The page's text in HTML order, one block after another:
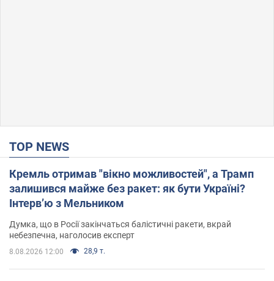
TOP NEWS
Кремль отримав "вікно можливостей", а Трамп
залишився майже без ракет: як бути Україні?
Інтерв’ю з Мельником
Думка, що в Росії закінчаться балістичні ракети, вкрай
небезпечна, наголосив експерт
8.08.2026 12:00 28,9 т.